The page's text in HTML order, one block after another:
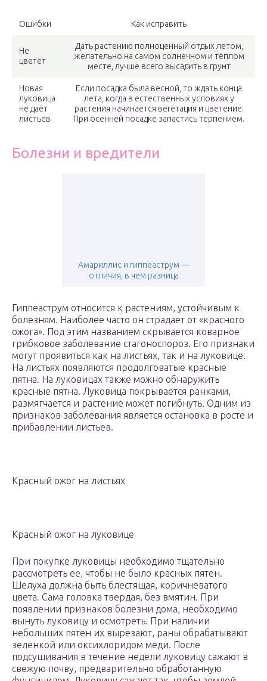
Ошибки Как исправить
Не
цветёт
Дать растению полноценный отдых летом,
желательно на самом солнечном и тёплом
месте, лучше всего высадить в грунт
Новая
луковица
не даёт
листьев
Если посадка была весной, то ждать конца
лета, когда в естественных условиях у
растения начинается вегетация и цветение.
При осенней посадке запастись терпением.
Болезни и вредители
Амариллис и гиппеаструм —
отличия, в чем разница
Гиппеаструм относится к растениям, устойчивым к
болезням. Наиболее часто он страдает от «красного
ожога». Под этим названием скрывается коварное
грибковое заболевание стагоноспороз. Его признаки
могут проявиться как на листьях, так и на луковице.
На листьях появляются продолговатые красные
пятна. На луковицах также можно обнаружить
красные пятна. Луковица покрывается ранками,
размягчается и растение может погибнуть. Одним из
признаков заболевания является остановка в росте и
прибавлении листьев.
Красный ожог на листьях
Красный ожог на луковице
При покупке луковицы необходимо тщательно
рассмотреть ее, чтобы не было красных пятен.
Шелуха должна быть блестящая, коричневатого
цвета. Сама головка твердая, без вмятин. При
появлении признаков болезни дома, необходимо
вынуть луковицу и осмотреть. При наличии
небольших пятен их вырезают, раны обрабатывают
зеленкой или оксихлоридом меди. После
подсушивания в течение недели луковицу сажают в
свежую почву, предварительно обработанную